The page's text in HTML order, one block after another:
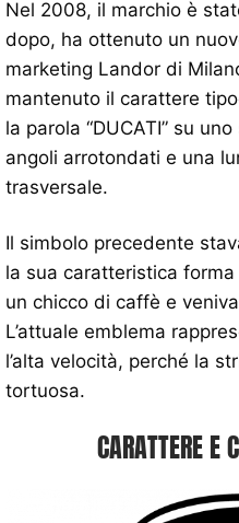
Nel 2008, il marchio è
dopo, ha ottenuto un
marketing Landor di
mantenuto il carattere
la parola “DUCATI” su
angoli arrotondati e una
trasversale.
Il simbolo precedente
la sua caratteristica
un chicco di caffè e
L’attuale emblema
l’alta velocità, perché la
tortuosa.
CARATTERE E